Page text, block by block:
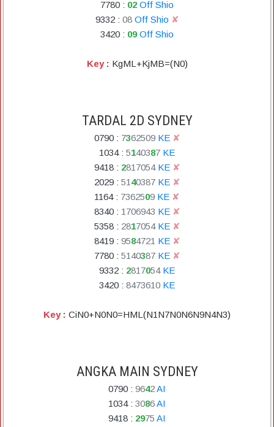
7780 : 02 Off Shio
9332: 08 Off Shio ✘
3420 : 09 Off Shio
Key : KgML+KjMB=(N0)
TARDAL 2D SYDNEY
0790: 7362509 KE ✘
1034: 5140387 KE
9418: 281 7054 KE ✘
2029: 51 40387 KE ✘
1164: 7362509 KE ✘
8340: 1 706943 KE ✘
5358: 2817054 KE ✘
8419: 9584721 KE ✘
7780: 51 40387 KE ✘
9332 : 281 7054 KE
3420 : 8473610 KE
Key : CiN0+N0N0=HML(N1N7N0N6N9N4N3)
ANGKA MAIN SYDNEY
0790 : 9642AI
1034: 3086AI
9418 : 2975 AI